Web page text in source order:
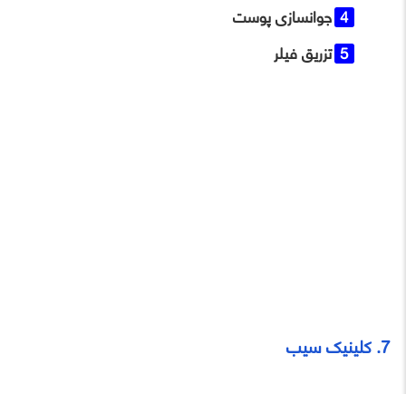
جوانسازی پوست
تزریق فیلر
7. کلینیک سیب